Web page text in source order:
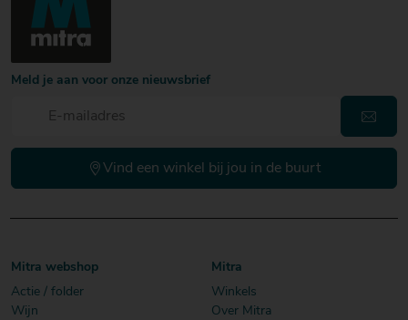
Meld je aan voor onze nieuwsbrief
Vind een winkel bij jou in de buurt
Mitra webshop
Actie / folder
Wijn
Mitra
Winkels
Over Mitra